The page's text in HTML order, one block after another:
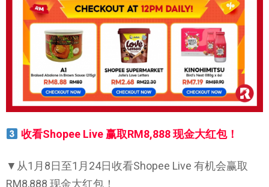
收看Shopee Live 赢取RM8,888 现金大红包！
▼从1月8日至1月24日收看Shopee Live 有机会赢取
RM8,888 现金大红包！